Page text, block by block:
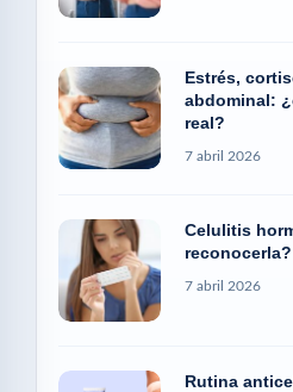
Estrés,
abdominal:
real?
7 abril 2026
Celulitis
reconocerla?
7 abril 2026
Rutina